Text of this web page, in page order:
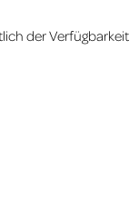
der Verfügbarkeit